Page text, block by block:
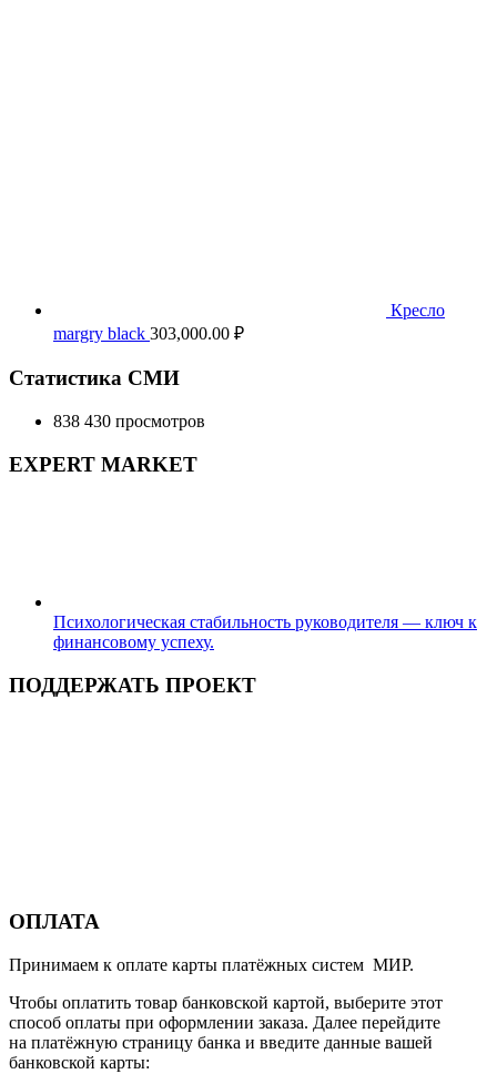
Кресло
margry black 303,000.00 ₽
Статистика СМИ
838 430 просмотров
EXPERT MARKET
Психологическая стабильность руководителя — ключ к
финансовому успеху.
ПОДДЕРЖАТЬ ПРОЕКТ
ОПЛАТА
Принимаем к оплате карты платёжных систем МИР.
Чтобы оплатить товар банковской картой, выберите этот
способ оплаты при оформлении заказа. Далее перейдите
на платёжную страницу банка и введите данные вашей
банковской карты: